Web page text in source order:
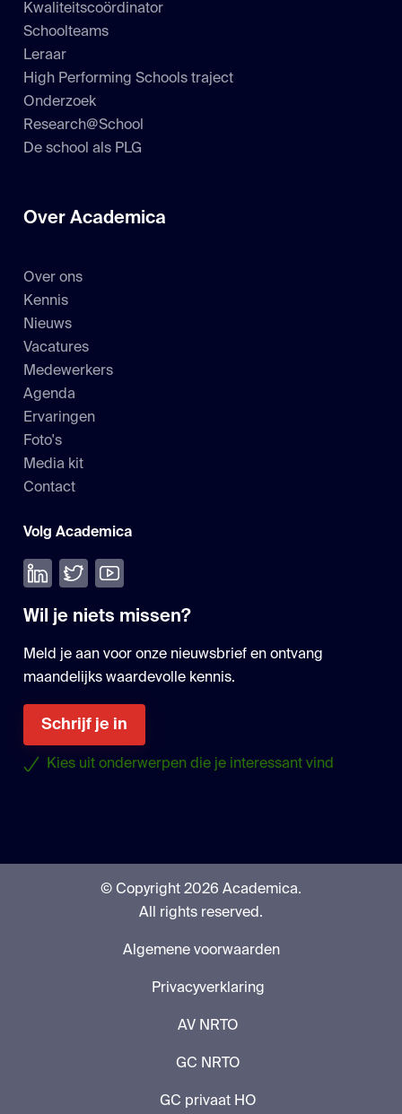
Kwaliteitscoördinator
Schoolteams
Leraar
High Performing Schools traject
Onderzoek
Research@School
De school als PLG
Over Academica
Over ons
Kennis
Nieuws
Vacatures
Medewerkers
Agenda
Ervaringen
Foto's
Media kit
Contact
Volg Academica
Volg ons op LinkedIn
Volg ons op Twitter
Bekijk onze YouTube
Wil je niets missen?
Meld je aan voor onze nieuwsbrief en ontvang
maandelijks waardevolle kennis.
Schrijf je in
Kies uit onderwerpen die je interessant vind
© Copyright 2026 Academica.
All rights reserved.
Algemene voorwaarden
Privacyverklaring
AV NRTO
GC NRTO
GC privaat HO